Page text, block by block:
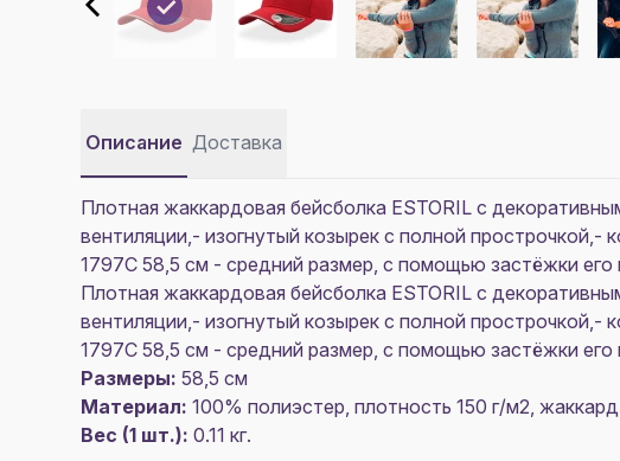
Описание Доставка
Плотная жаккардовая бейсболка ESTORIL с
вентиляции,- изогнутый козырек с полной прострочкой,-
1797C 58,5 см - средний размер, с помощью застёжки
Плотная жаккардовая бейсболка ESTORIL с
вентиляции,- изогнутый козырек с полной прострочкой,-
1797C 58,5 см - средний размер, с помощью застёжки
Размеры: 58,5 см
Материал: 100% полиэстер, плотность 150 г/м2, жаккард
Вес (1 шт.): 0.11 кг.